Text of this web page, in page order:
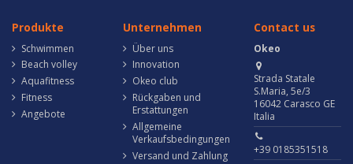
Produkte
Schwimmen
Beach volley
Aquafitness
Fitness
Angebote
Unternehmen
Über uns
Innovation
Okeo club
Rückgaben und
Erstattungen
Allgemeine
Verkaufsbedingungen
Versand und Zahlung
Contact us
Okeo
Strada Statale
S.Maria, 5e/3
16042 Carasco GE
Italia
+39 0185351518